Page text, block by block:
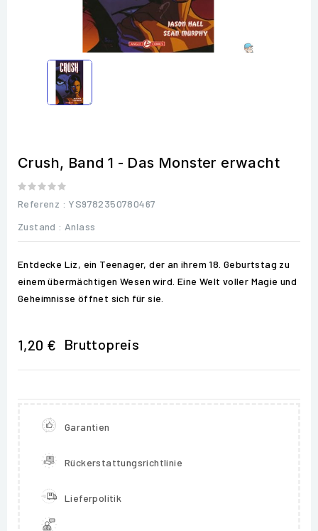
Crush, Band 1 - Das Monster erwacht
Referenz : YS9782350780467
Zustand : Anlass
Entdecke Liz, ein Teenager, der an ihrem 18. Geburtstag zu
einem übermächtigen Wesen wird. Eine Welt voller Magie und
Geheimnisse öffnet sich für sie.
1,20 € Bruttopreis
Garantien
Rückerstattungsrichtlinie
Lieferpolitik